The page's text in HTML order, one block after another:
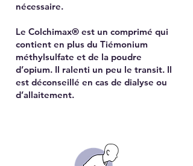
nécessaire.
Le Colchimax® est un comprimé qui
contient en plus du Tiémonium
méthylsulfate et de la poudre
d’opium. Il ralenti un peu le transit. Il
est déconseillé en cas de dialyse ou
d’allaitement.